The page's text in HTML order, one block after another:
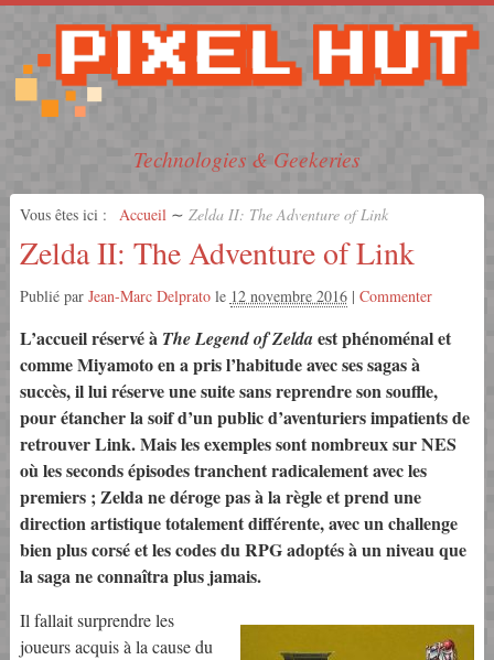
Technologies & Geekeries
Vous êtes ici : Accueil ∼ Zelda II: The Adventure of Link
Zelda II: The Adventure of Link
Publié par Jean-Marc Delpratole 12 novembre 2016| Commenter
L’accueil réservé à The Legend of Zeldaest phénoménal et
comme Miyamoto en a pris l’habitude avec ses sagas à
succès, il lui réserve une suite sans reprendre son souffle,
pour étancher la soif d’un public d’aventuriers impatients de
retrouver Link. Mais les exemples sont nombreux sur NES
où les seconds épisodes tranchent radicalement avec les
premiers ; Zelda ne déroge pas à la règle et prend une
direction artistique totalement différente, avec un challenge
bien plus corsé et les codes du RPG adoptés à un niveau que
la saga ne connaîtra plus jamais.
Il fallait surprendre les
joueurs acquis à la cause du